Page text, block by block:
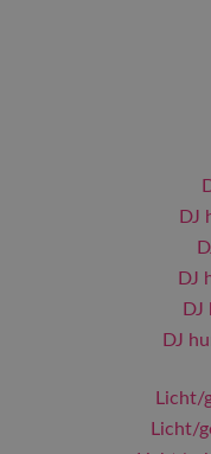
DJ
DJ
DJ
Licht/
Licht/